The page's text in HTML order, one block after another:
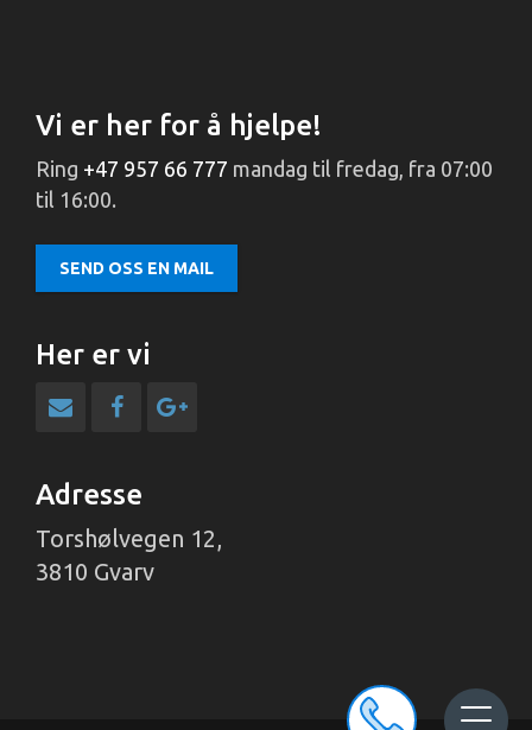
Vi er her for å hjelpe!
Ring +47 957 66 777 mandag til fredag, fra 07:00
til 16:00.
SEND OSS EN MAIL
Her er vi
Adresse
Torshølvegen 12,
3810 Gvarv